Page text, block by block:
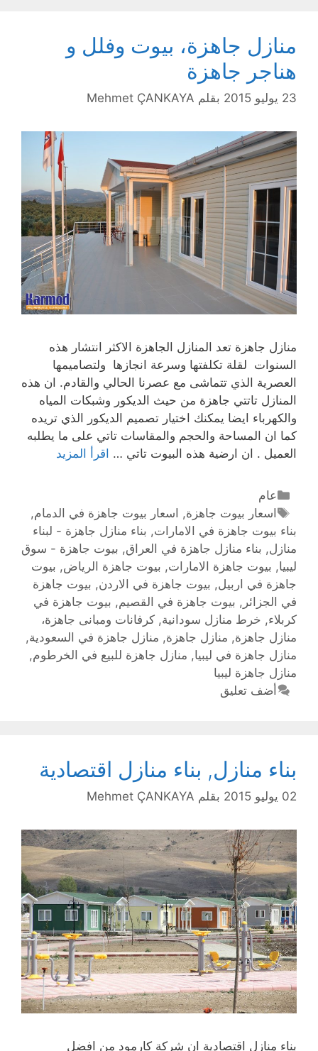
منازل جاهزة، بيوت وفلل و
هناجر جاهزة
23 يوليو 2015 بقلم Mehmet ÇANKAYA
منازل جاهزة تعد المنازل الجاهزة الاكثر انتشار هذه
السنوات لقلة تكلفتها وسرعة انجازها ولتصاميمها
العصرية الذي تتماشى مع عصرنا الحالي والقادم. ان هذه
المنازل تاتتي جاهزة من حيث الديكور وشبكات المياه
والكهرباء ايضا يمكنك اختيار تصميم الديكور الذي تريده
كما ان المساحة والحجم والمقاسات تاتي على ما يطلبه
العميل . ان ارضية هذه البيوت تاتي … اقرأ المزيد
عام
اسعار بيوت جاهزة, اسعار بيوت جاهزة في الدمام,
بناء بيوت جاهزة في الامارات, بناء منازل جاهزة - لبناء
منازل , بناء منازل جاهزة في العراق, بيوت جاهزة - سوق
ليبيا, بيوت جاهزة الامارات, بيوت جاهزة الرياض , بيوت
جاهزة في اربيل , بيوت جاهزة في الاردن, بيوت جاهزة
في الجزائر, بيوت جاهزة في القصيم, بيوت جاهزة في
كربلاء, خرط منازل سودانية, كرفانات ومبانى جاهزة،
منازل جاهزة, منازل جاهزة, منازل جاهزة في السعودية,
منازل جاهزة في ليبيا, منازل جاهزة للبيع في الخرطوم,
منازل جاهزة ليبيا
أضف تعليق
بناء منازل, بناء منازل اقتصادية
02 يوليو 2015 بقلم Mehmet ÇANKAYA
بناء منازل اقتصادية ان شركة كارمود من افضل